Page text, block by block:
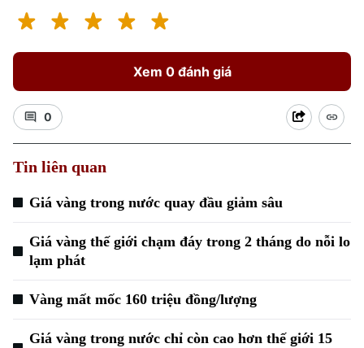
Xem 0 đánh giá
0
Tin liên quan
Giá vàng trong nước quay đầu giảm sâu
Giá vàng thế giới chạm đáy trong 2 tháng do nỗi lo
lạm phát
Vàng mất mốc 160 triệu đồng/lượng
Giá vàng trong nước chỉ còn cao hơn thế giới 15